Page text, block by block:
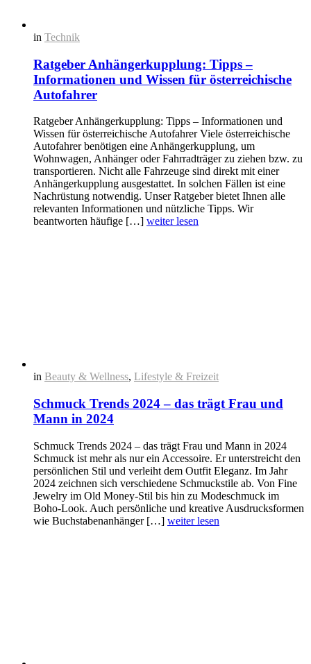
in Technik
Ratgeber Anhängerkupplung: Tipps –
Informationen und Wissen für österreichische
Autofahrer
Ratgeber Anhängerkupplung: Tipps – Informationen und
Wissen für österreichische Autofahrer Viele österreichische
Autofahrer benötigen eine Anhängerkupplung, um
Wohnwagen, Anhänger oder Fahrradträger zu ziehen bzw. zu
transportieren. Nicht alle Fahrzeuge sind direkt mit einer
Anhängerkupplung ausgestattet. In solchen Fällen ist eine
Nachrüstung notwendig. Unser Ratgeber bietet Ihnen alle
relevanten Informationen und nützliche Tipps. Wir
beantworten häufige […] weiter lesen
in Beauty & Wellness, Lifestyle & Freizeit
Schmuck Trends 2024 – das trägt Frau und
Mann in 2024
Schmuck Trends 2024 – das trägt Frau und Mann in 2024
Schmuck ist mehr als nur ein Accessoire. Er unterstreicht den
persönlichen Stil und verleiht dem Outfit Eleganz. Im Jahr
2024 zeichnen sich verschiedene Schmuckstile ab. Von Fine
Jewelry im Old Money-Stil bis hin zu Modeschmuck im
Boho-Look. Auch persönliche und kreative Ausdrucksformen
wie Buchstabenanhänger […] weiter lesen